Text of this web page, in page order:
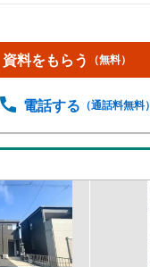
資料をもらう （無料）
電話する （通話料無料）